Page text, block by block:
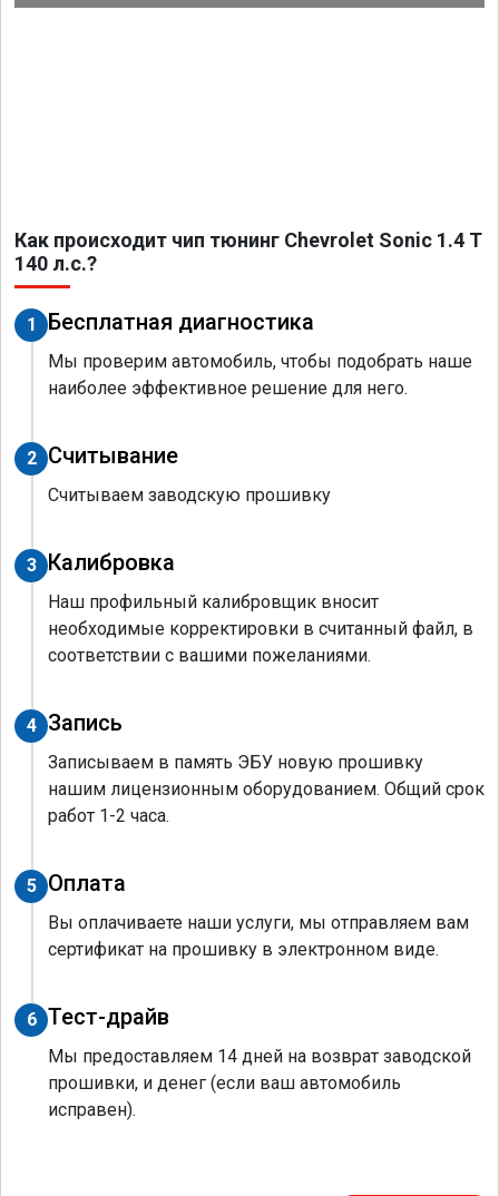
Как происходит чип тюнинг Chevrolet Sonic 1.4 T
140 л.с.?
1 Бесплатная диагностика
Мы проверим автомобиль, чтобы подобрать наше
наиболее эффективное решение для него.
2 Считывание
Считываем заводскую прошивку
3 Калибровка
Наш профильный калибровщик вносит
необходимые корректировки в считанный файл, в
соответствии с вашими пожеланиями.
4 Запись
Записываем в память ЭБУ новую прошивку
нашим лицензионным оборудованием. Общий срок
работ 1-2 часа.
5 Оплата
Вы оплачиваете наши услуги, мы отправляем вам
сертификат на прошивку в электронном виде.
6 Тест-драйв
Мы предоставляем 14 дней на возврат заводской
прошивки, и денег (если ваш автомобиль
исправен).